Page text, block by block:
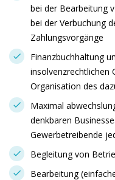
bei der Bearbeitung
bei der Verbuchung
Zahlungsvorgänge
Finanzbuchhaltung
insolvenzrechtlichen
Organisation des
Maximal
denkbaren
Gewerbetreibende
Begleitung von
Bearbeitung